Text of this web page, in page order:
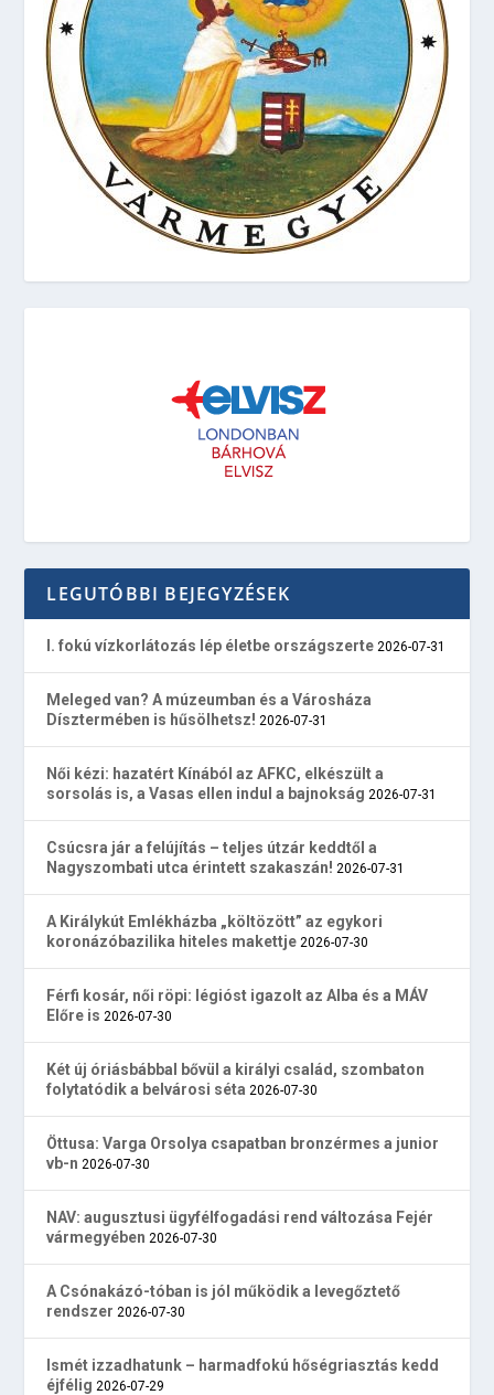
LEGUTÓBBI BEJEGYZÉSEK
I. fokú vízkorlátozás lép életbe országszerte 2026-07-31
Meleged van? A múzeumban és a Városháza
Dísztermében is hűsölhetsz! 2026-07-31
Női kézi: hazatért Kínából az AFKC, elkészült a
sorsolás is, a Vasas ellen indul a bajnokság 2026-07-31
Csúcsra jár a felújítás – teljes útzár keddtől a
Nagyszombati utca érintett szakaszán! 2026-07-31
A Királykút Emlékházba „költözött” az egykori
koronázóbazilika hiteles makettje 2026-07-30
Férfi kosár, női röpi: légióst igazolt az Alba és a MÁV
Előre is 2026-07-30
Két új óriásbábbal bővül a királyi család, szombaton
folytatódik a belvárosi séta 2026-07-30
Öttusa: Varga Orsolya csapatban bronzérmes a junior
vb-n 2026-07-30
NAV: augusztusi ügyfélfogadási rend változása Fejér
vármegyében 2026-07-30
A Csónakázó-tóban is jól működik a levegőztető
rendszer 2026-07-30
Ismét izzadhatunk – harmadfokú hőségriasztás kedd
éjfélig 2026-07-29